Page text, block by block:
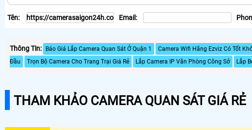
Tên: Email:
Thông Tin: Báo Giá Lắp Camera Quan Sát Ở Quận 1 Camera Wifi Hãng Ezviz Có Tốt
Đầu
Trọn Bộ Camera Cho Trang Trại Giá Rẻ Lắp Camera IP Văn Phòng Công Sở Lắp
THAM KHẢO CAMERA QUAN SÁT GIÁ RẺ